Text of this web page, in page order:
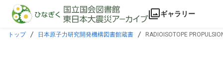
本文に飛ぶ
ギャラリー
トップ 日本原子力研究開発機構図書館蔵書
RADIOISOTOPE